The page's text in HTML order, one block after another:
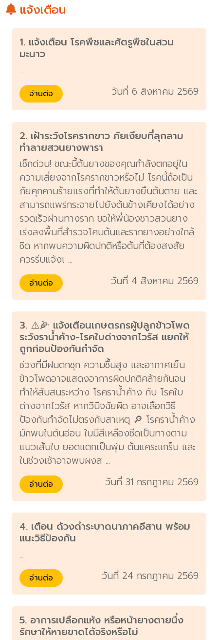
แจ้งเตือน
1. แจ้งเตือน โรคพืชและศัตรูพืชในสวน
มะนาว
...
อ่านต่อ วันที่ 6 สิงหาคม 2569
2. เฝ้าระวังโรครากขาว ภัยเงียบที่ลุกลาม
ทำลายสวนยางพารา
เช็กด่วน! ขณะนี้ต้นยางของคุณกำลังตกอยู่ใน
ความเสี่ยงจากโรครากขาวหรือไม่ โรคนี้ถือเป็น
ภัยคุกคามร้ายแรงที่ทำให้ต้นยางยืนต้นตาย และ
สามารถแพร่กระจายไปยังต้นข้างเคียงได้อย่าง
รวดเร็วผ่านทางราก ขอให้พี่น้องชาวสวนยาง
เร่งลงพื้นที่สำรวจโคนต้นและรากยางอย่างใกล้
ชิด หากพบความผิดปกติหรือต้นที่ต้องสงสัย
ควรรีบแจ้งเ ...
อ่านต่อ วันที่ 4 สิงหาคม 2569
3. ⚠️🌽 แจ้งเตือนเกษตรกรผู้ปลูกข้าวโพด
ระวังราน้ำค้าง-โรคใบด่างจากไวรัส แยกให้
ถูกก่อนป้องกันกำจัด
ช่วงที่มีฝนตกชุก ความชื้นสูง และอากาศเย็น
ข้าวโพดอาจแสดงอาการผิดปกติคล้ายกันจน
ทำให้สับสนระหว่าง โรคราน้ำค้าง กับ โรคใบ
ด่างจากไวรัส หากวินิจฉัยผิด อาจเลือกวิธี
ป้องกันกำจัดไม่ตรงกับสาเหตุ 🔎 โรคราน้ำค้าง
มักพบในต้นอ่อน ใบมีสีเหลืองซีดเป็นทางตาม
แนวเส้นใบ ยอดแตกเป็นพุ่ม ต้นแคระแกร็น และ
ในช่วงเช้าอาจพบผงส ...
อ่านต่อ วันที่ 31 กรกฎาคม 2569
4. เตือน ด้วงดำระบาดนาภาคอีสาน พร้อม
แนะวิธีป้องกัน
...
อ่านต่อ วันที่ 24 กรกฎาคม 2569
5. อาการเปลือกแห้ง หรือหน้ายางตายนึ่ง
รักษาให้หายขาดได้จริงหรือไม่